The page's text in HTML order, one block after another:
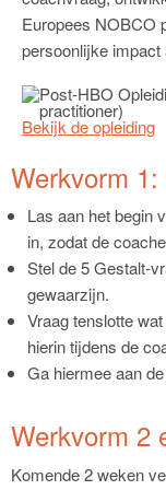
Europees NOBCO
persoonlijke impact
Bekijk de opleiding
Werkvorm
Las aan het begin
in, zodat de
Stel de 5 Gestalt-
gewaarzijn.
Vraag tenslotte
hierin tijdens de
Ga hiermee aan
Werkvorm 2
Komende 2 weken